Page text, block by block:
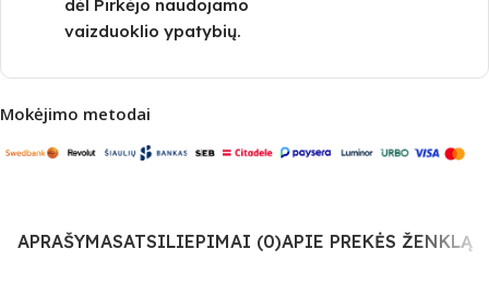
dėl Pirkėjo naudojamo
vaizduoklio ypatybių.
Mokėjimo metodai
APRAŠYMASATSILIEPIMAI (0)APIE PREKĖS ŽENKLĄ